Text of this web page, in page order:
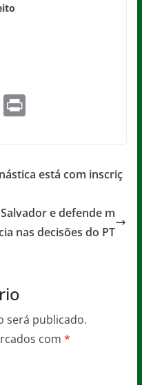
Pr
está com inscriç
e defende m
nas decisões do PT
será publicado.
com *